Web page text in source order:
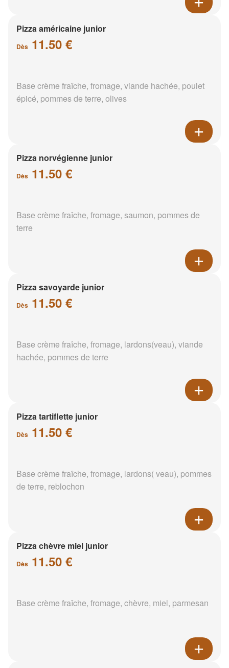
Pizza américaine junior
Dès 11.50 €
Base crème fraîche, fromage, viande hachée, poulet
épicé, pommes de terre, olives
Pizza norvégienne junior
Dès 11.50 €
Base crème fraîche, fromage, saumon, pommes de
terre
Pizza savoyarde junior
Dès 11.50 €
Base crème fraîche, fromage, lardons(veau), viande
hachée, pommes de terre
Pizza tartiflette junior
Dès 11.50 €
Base crème fraîche, fromage, lardons( veau), pommes
de terre, reblochon
Pizza chèvre miel junior
Dès 11.50 €
Base crème fraîche, fromage, chèvre, miel, parmesan